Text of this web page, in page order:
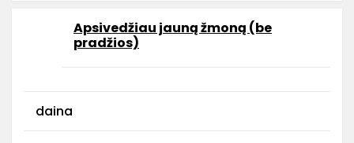
Apsivedžiau jauną žmoną (be
pradžios)
daina